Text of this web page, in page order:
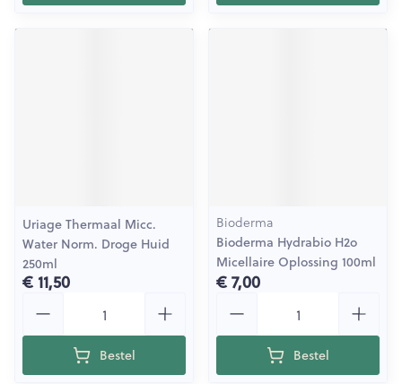
Uriage Thermaal Micc.
Water Norm. Droge Huid
250ml
€ 11,50
Bestel
Bioderma
Bioderma Hydrabio H2o
Micellaire Oplossing 100ml
€ 7,00
Bestel